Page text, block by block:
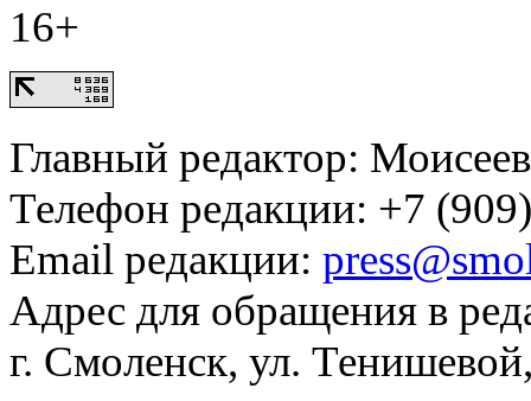
16+
Главный редактор:
Телефон редакции: +7
Email редакции:
Адрес для обращения в
г. Смоленск, ул.